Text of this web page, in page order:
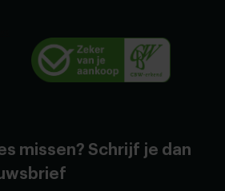
missen? Schrijf je dan